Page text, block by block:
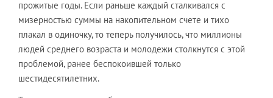
прожитые годы. Если раньше каждый сталкивался с
мизерностью суммы на накопительном счете и тихо
плакал в одиночку, то теперь получилось, что миллионы
людей среднего возраста и молодежи столкнутся с этой
проблемой, ранее беспокоившей только
шестидесятилетних.